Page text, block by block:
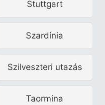
Stuttgart
Szardínia
Szilveszteri utazás
Taormina